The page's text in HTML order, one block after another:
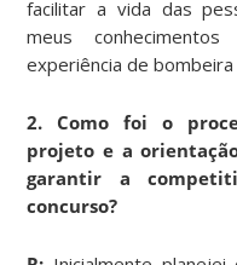
facilitar a vida das
meus
experiência de bombeira
2. Como foi o
projeto e a
garantir a
concurso?